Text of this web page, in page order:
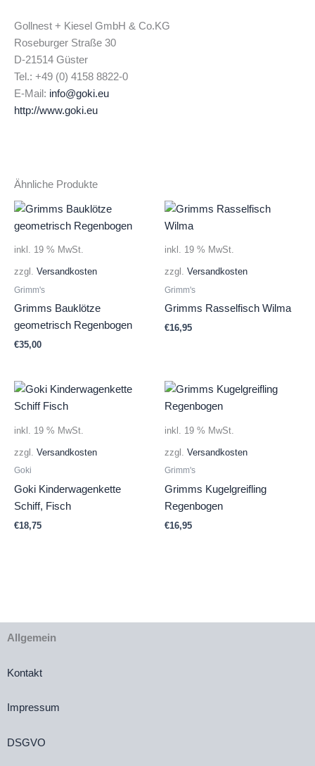
Gollnest + Kiesel GmbH & Co.KG
Roseburger Straße 30
D-21514 Güster
Tel.: +49 (0) 4158 8822-0
E-Mail: info@goki.eu
http://www.goki.eu
Ähnliche Produkte
inkl. 19 % MwSt.
zzgl. Versandkosten
Grimm's
Grimms Bauklötze
geometrisch Regenbogen
€35,00
inkl. 19 % MwSt.
zzgl. Versandkosten
Grimm's
Grimms Rasselfisch Wilma
€16,95
inkl. 19 % MwSt.
zzgl. Versandkosten
Goki
Goki Kinderwagenkette
Schiff, Fisch
€18,75
inkl. 19 % MwSt.
zzgl. Versandkosten
Grimm's
Grimms Kugelgreifling
Regenbogen
€16,95
Allgemein
Kontakt
Impressum
DSGVO